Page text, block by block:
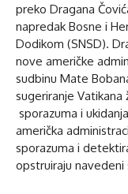
preko Dragana
napredak Bosne i
Dodikom (SNSD).
nove američke
sudbinu Mate
sugeriranje
sporazuma i
američka
sporazuma i
opstruiraju navedeni